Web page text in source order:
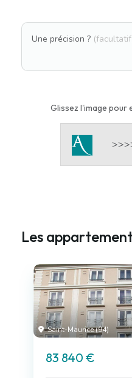
Une précision ?
Glissez l'image pour
Les
Saint-Maurice (94)
83 840 €